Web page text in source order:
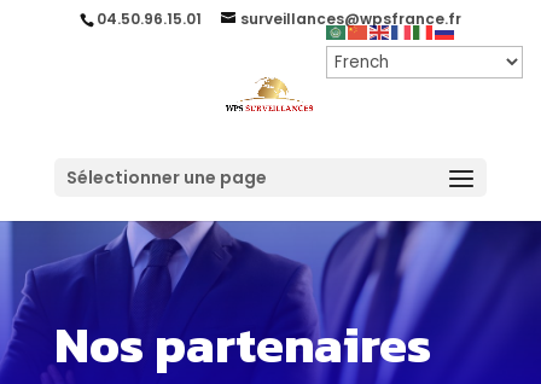
04.50.96.15.01 surveillances@wpsfrance.fr
Sélectionner une page
Nos partenaires